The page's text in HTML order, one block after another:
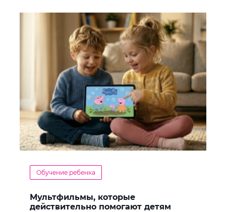
Обучение ребенка
Мультфильмы, которые
действительно помогают детям